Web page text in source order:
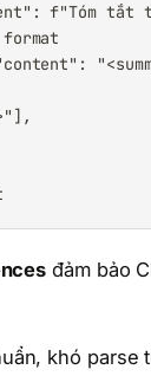
f"Tóm tắt
đảm bảo
khó